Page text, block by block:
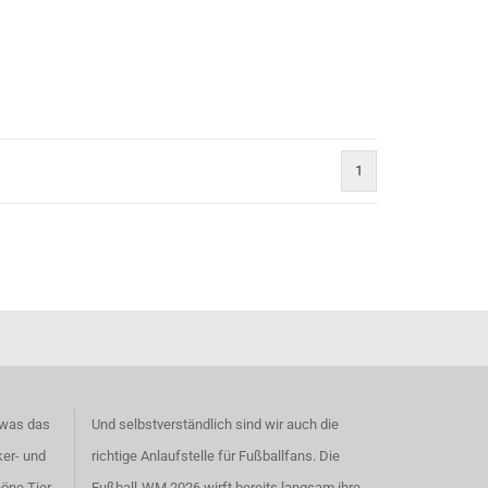
1
das
und
Und selbstverständlich sind wir auch die
richtige Anlaufstelle für Fußballfans. Die